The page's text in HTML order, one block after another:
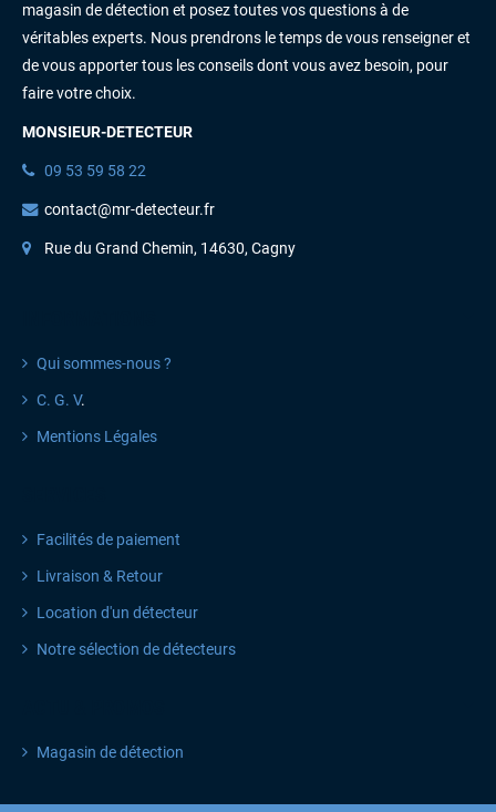
magasin de détection et posez toutes vos questions à de
véritables experts. Nous prendrons le temps de vous renseigner et
de vous apporter tous les conseils dont vous avez besoin, pour
faire votre choix.
MONSIEUR-DETECTEUR
09 53 59 58 22
contact@mr-detecteur.fr
Rue du Grand Chemin, 14630, Cagny
Qui sommes-nous ?
C. G. V.
Mentions Légales
Facilités de paiement
Livraison & Retour
Location d'un détecteur
Notre sélection de détecteurs
Magasin de détection